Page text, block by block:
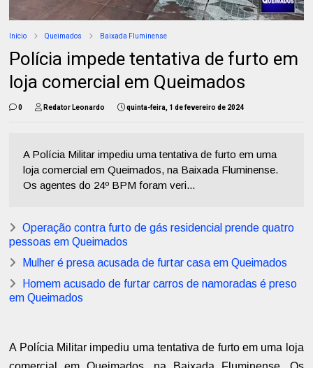
Início Queimados Baixada Fluminense
Polícia impede tentativa de furto em
loja comercial em Queimados
0 Redator Leonardo quinta-feira, 1 de fevereiro de 2024
A Polícia Militar impediu uma tentativa de furto em uma
loja comercial em Queimados, na Baixada Fluminense.
Os agentes do 24º BPM foram veri...
Operação contra furto de gás residencial prende quatro
pessoas em Queimados
Mulher é presa acusada de furtar casa em Queimados
Homem acusado de furtar carros de namoradas é preso
em Queimados
A Polícia Militar impediu uma tentativa de furto em uma loja